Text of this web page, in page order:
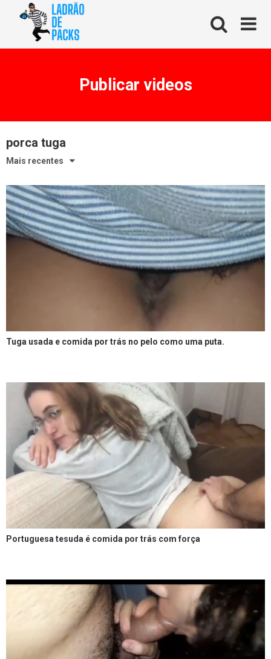
Publicar videos
porca tuga
Mais recentes
Tuga usada e comida por trás no pelo como uma puta.
Portuguesa tesuda é comida por trás com força